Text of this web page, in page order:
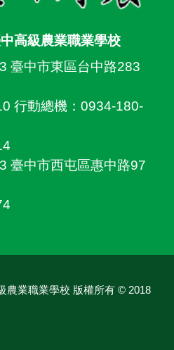
高級農業職業學校
臺中市東區台中路283
行動總機：0934-180-
臺中市西屯區惠中路97
農業職業學校 版權所有 © 2018